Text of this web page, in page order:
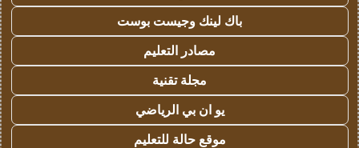
باك لينك وجيست بوست
مصادر التعليم
مجلة تقنية
يو ان بي الرياضي
موقع حالة للتعليم